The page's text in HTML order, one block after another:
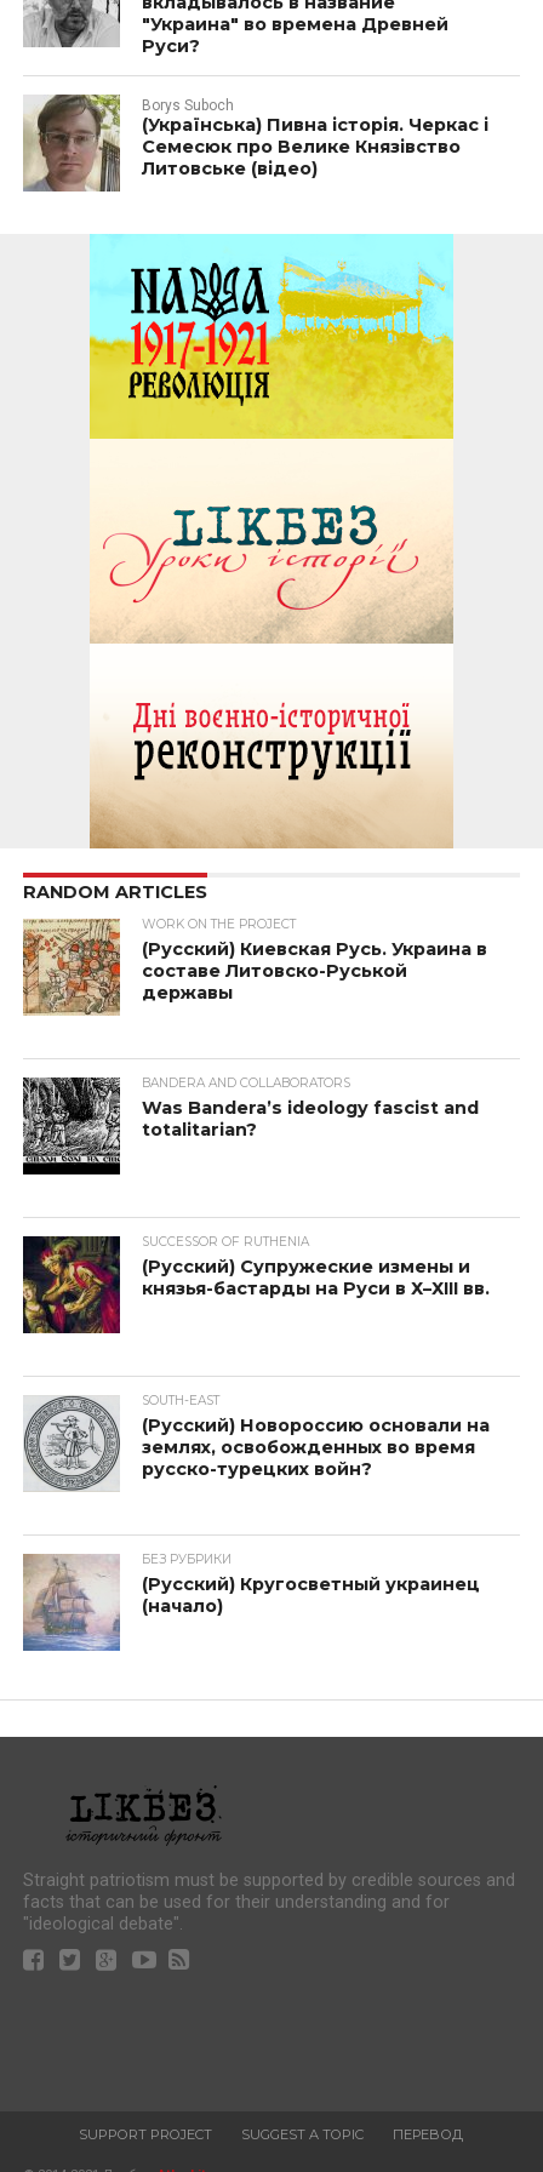
"Украина" во времена Древней
Руси?
Borys Suboch
(Українська) Пивна історія. Черкас і
Семесюк про Велике Князівство
Литовське (відео)
RANDOM ARTICLES
WORK ON THE PROJECT
(Русский) Киевская Русь. Украина в
составе Литовско-Руськой
державы
BANDERA AND COLLABORATORS
Was Bandera’s ideology fascist and
totalitarian?
SUCCESSOR OF RUTHENIA
(Русский) Супружеские измены и
князья-бастарды на Руси в Х–ХIII вв.
SOUTH-EAST
(Русский) Новороссию основали на
землях, освобожденных во время
русско-турецких войн?
БЕЗ РУБРИКИ
(Русский) Кругосветный украинец
(начало)
Straight patriotism must be supported by credible sources and
facts that can be used for their understanding and for
"ideological debate".
SUPPORT PROJECT SUGGEST A TOPIC ПЕРЕВОД